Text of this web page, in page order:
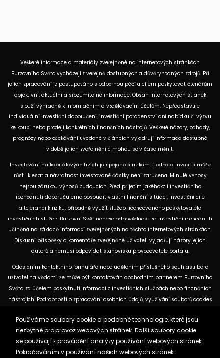
Veškeré informace a materiály zveřejněné na internetových stránkách
Burzovního Světa vycházejí z veřejně dostupných a důvěryhodných zdrojů. Při
jejich zpracování je postupováno s odbornou péčí a cílem poskytovat čtenářům
objektivní, aktuální a srozumitelné informace. Obsah internetových stránek
slouží výhradně k informačním a vzdělávacím účelům. Nepředstavuje
individuální investiční doporučení, investiční poradenství ani nabídku či výzvu
ke koupi nebo prodeji konkrétních finančních nástrojů. Veškeré názory, odhady,
prognózy nebo očekávání uvedené v článcích vyjadřují informace dostupné
v době jejich zveřejnění a mohou se v čase měnit.
Investování na kapitálových trzích je spojeno s rizikem. Hodnota investic může
růst i klesat a návratnost investované částky není zaručena. Minulé výnosy
nejsou zárukou výnosů budoucích. Před přijetím jakéhokoli investičního
rozhodnutí doporučujeme posoudit vlastní finanční situaci, investiční cíle
a toleranci k riziku, případně využít služeb licencovaného poskytovatele
investičních služeb. Burzovní Svět nenese odpovědnost za investiční rozhodnutí
učiněná na základě informací zveřejněných na těchto internetových stránkách.
Diskusní příspěvky a komentáře zveřejněné uživateli vyjadřují názory jejich
autorů a nemusí odpovídat stanovisku provozovatele portálu.
Odesláním kontaktního formuláře nebo udělením příslušného souhlasu bere
uživatel na vědomí, že může být kontaktován obchodním partnerem Burzovního
Světa za účelem poskytnutí informací o investičních službách nebo finančních
nástrojích. Podrobnosti o zpracování osobních údajů, využívání souborů cookies
dostupných na těchto internetových stránkách. U jednotlivých článků mohou
být uvedeny informace o použitých zdrojích, datu původní analýzy nebo datu,
ke kterému se vztahují uvedené tržní údaje.
Používáme soubory cookie a podobné technologie, které jsou
nezbytné pro provoz webových stránek. Další soubory cookie
se používají k provádění analýzy používání webových stránek.
Pokračováním v používání našich webových stránek